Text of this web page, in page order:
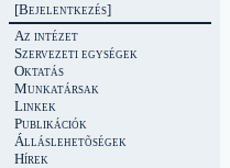
[Bejelentkezés]
Az intézet
Szervezeti egységek
Oktatás
Munkatársak
Linkek
Publikációk
Álláslehetõségek
Hírek